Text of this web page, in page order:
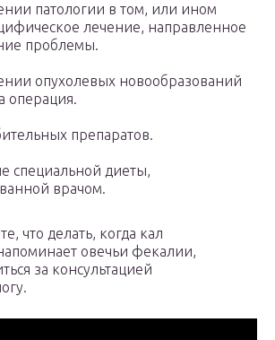
патологии в том, или ином
лечение, направленное
проблемы.
опухолевых новообразований
операция.
препаратов.
специальной диеты,
врачом.
что делать, когда кал
овечьи фекалии,
за консультацией